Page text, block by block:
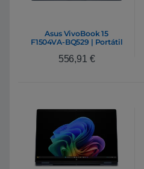
Asus VivoBook 15
F1504VA-BQ529 | Portátil
DDR5 512GB NVMe 15.6″
556,91 €